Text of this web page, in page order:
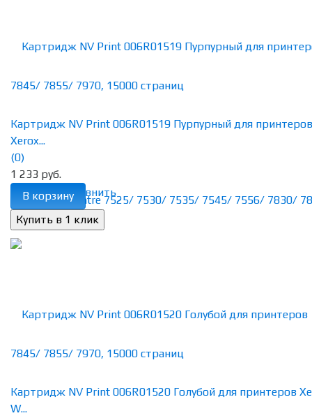
избранное сравнить
Картридж NV Print 006R01519 Пурпурный для принтеров
Xerox...
(0)
1 233 руб.
В корзину
Картридж NV Print 006R01520 Голубой для принтеров
W...